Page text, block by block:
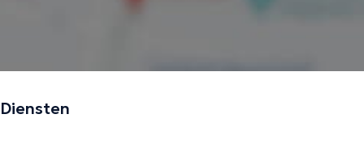
Diensten